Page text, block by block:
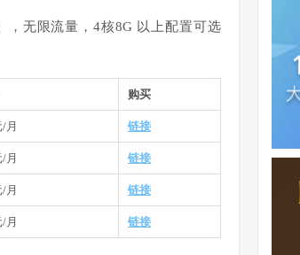
，无限流量，4核8G 以上配置可选
购买
月 链接
月 链接
月 链接
月 链接